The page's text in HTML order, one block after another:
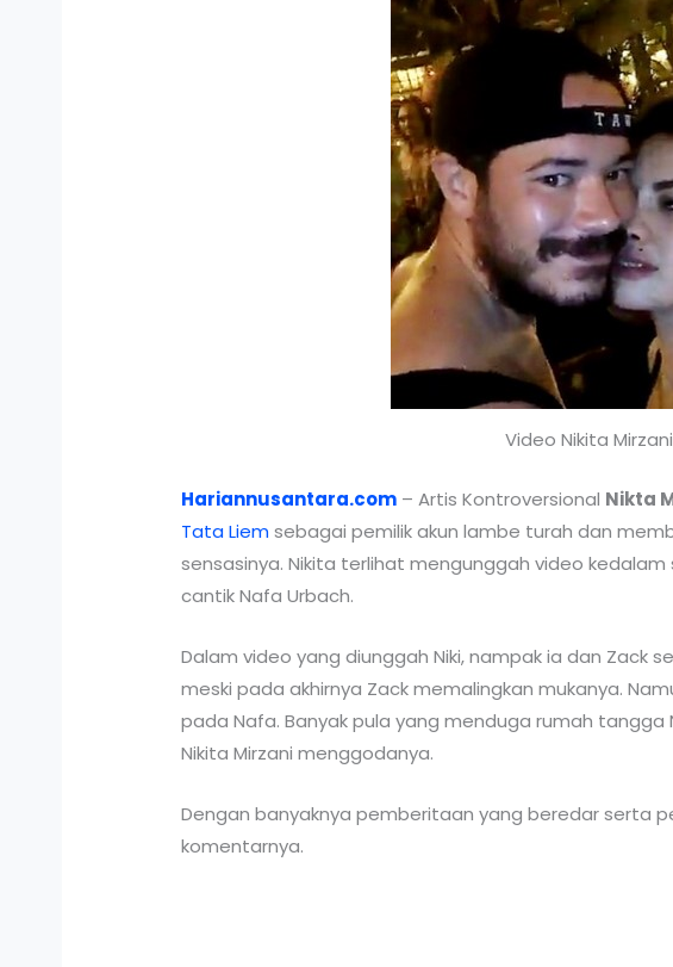
Video Nikita
Hariannusantara.com – Artis Kontroversional Nikta
Tata Liemsebagai pemilik akun lambe turah dan
sensasinya. Nikita terlihat mengunggah video
cantik Nafa Urbach.
Dalam video yang diunggah Niki, nampak ia dan Zack
meski pada akhirnya Zack memalingkan mukanya.
pada Nafa. Banyak pula yang menduga rumah
Nikita Mirzani menggodanya.
Dengan banyaknya pemberitaan yang beredar serta
komentarnya.